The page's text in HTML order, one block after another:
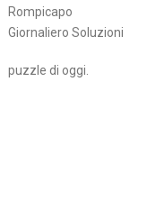
puzzle di oggi.